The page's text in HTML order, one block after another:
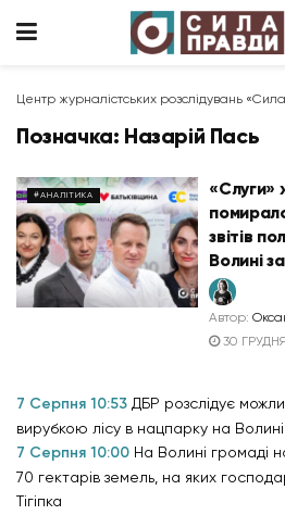
Центр журналістських розслідувань
Позначка: Назарій Пась
#АНАЛІТИКА
«Слуги»
звітів
Волині
Автор:
30
7 Серпня 10:53 ДБР розслідує
вирубкою лісу в нацпарку на Волині
7 Серпня 10:00 На Волині громаді
70 гектарів земель, на яких
Тігіпка